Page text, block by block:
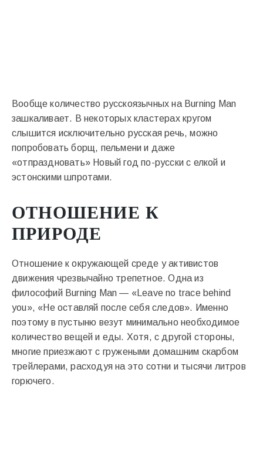
Вообще количество русскоязычных на Burning Man
зашкаливает. В некоторых кластерах кругом
слышится исключительно русская речь, можно
попробовать борщ, пельмени и даже
«отпраздновать» Новый год по-русски с елкой и
эстонскими шпротами.
ОТНОШЕНИЕ К
ПРИРОДЕ
Отношение к окружающей среде у активистов
движения чрезвычайно трепетное. Одна из
философий Burning Man — «Leave no trace behind
you», «Не оставляй после себя следов». Именно
поэтому в пустыню везут минимально необходимое
количество вещей и еды. Хотя, с другой стороны,
многие приезжают с гружеными домашним скарбом
трейлерами, расходуя на это сотни и тысячи литров
горючего.